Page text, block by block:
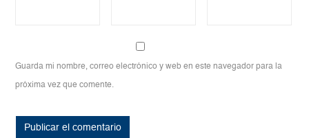
Guarda mi nombre, correo electrónico y web en este navegador para la
próxima vez que comente.